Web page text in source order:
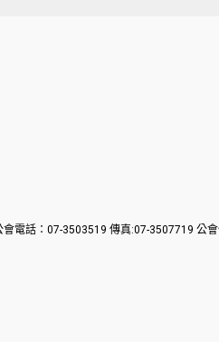
電話：07-3503519 傳真:07-3507719 公